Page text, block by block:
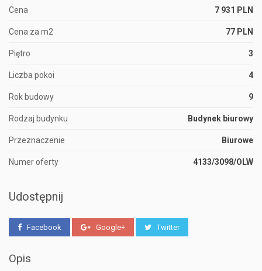
Cena 7 931 PLN
Cena za m2 77 PLN
Piętro 3
Liczba pokoi 4
Rok budowy 9
Rodzaj budynku Budynek biurowy
Przeznaczenie Biurowe
Numer oferty 4133/3098/OLW
Udostępnij
Facebook Google+ Twitter
Opis